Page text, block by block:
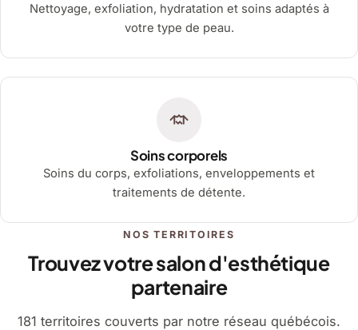
Nettoyage, exfoliation, hydratation et soins adaptés à
votre type de peau.
Soins corporels
Soins du corps, exfoliations, enveloppements et
traitements de détente.
NOS TERRITOIRES
Trouvez votre salon d'esthétique
partenaire
181 territoires couverts par notre réseau québécois.